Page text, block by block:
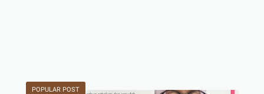
POPULAR POST